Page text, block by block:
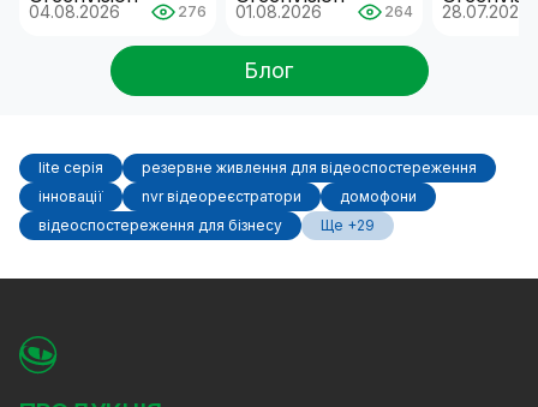
04.08.2026 276
безпеки?
01.08.2026 264 28.07.2026
Блог
lite серія
резервне живлення для відеоспостереження
інновації
nvr відеореєстратори
домофони
відеоспостереження для бізнесу
Ще +29